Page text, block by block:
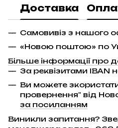
Доставка
Самовивіз з нашого
«Новою поштою» по
Більше інформації про
За реквізитами IBAN
Ви можете
провернення" від
за посиланням
Виникли запитання?